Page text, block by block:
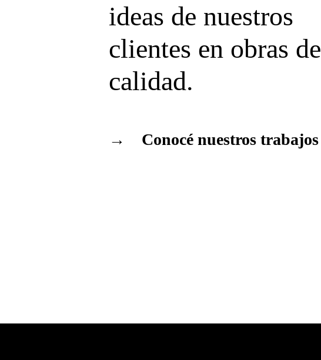
ideas de nuestros
clientes en obras de
calidad.
→ Conocé nuestros trabajos